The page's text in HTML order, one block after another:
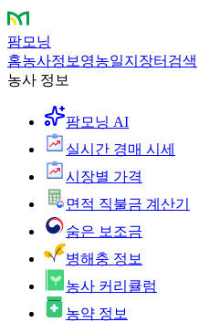
팜모닝
홈농사정보 영농일지 장터 검색
농사 정보
팜모닝 AI
실시간 경매 시세
시장별 가격
면적 직불금 계산기
숨은 보조금
병해충 정보
농사 커리큘럼
농약 정보